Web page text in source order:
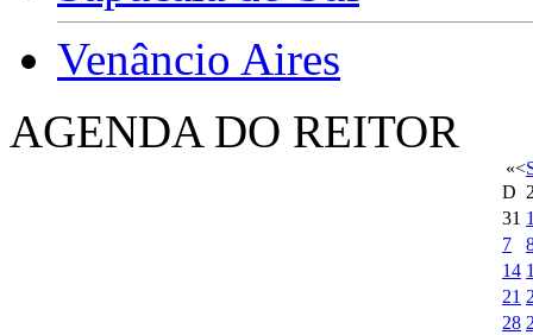
Venâncio Aires
AGENDA DO REITOR
«<
D
31
7
14
21
28